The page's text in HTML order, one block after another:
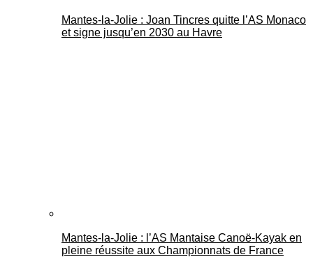
Mantes-la-Jolie : Joan Tincres quitte l’AS Monaco
et signe jusqu’en 2030 au Havre
Mantes-la-Jolie : l’AS Mantaise Canoë‑Kayak en
pleine réussite aux Championnats de France